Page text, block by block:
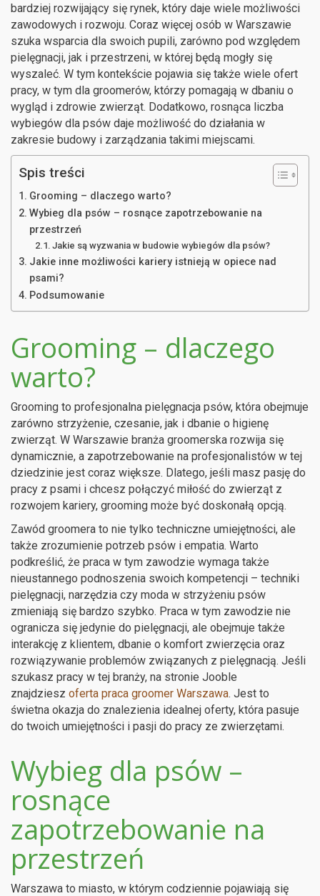
bardziej rozwijający się rynek, który daje wiele możliwości
zawodowych i rozwoju. Coraz więcej osób w Warszawie
szuka wsparcia dla swoich pupili, zarówno pod względem
pielęgnacji, jak i przestrzeni, w której będą mogły się
wyszaleć. W tym kontekście pojawia się także wiele ofert
pracy, w tym dla groomerów, którzy pomagają w dbaniu o
wygląd i zdrowie zwierząt. Dodatkowo, rosnąca liczba
wybiegów dla psów daje możliwość do działania w
zakresie budowy i zarządzania takimi miejscami.
Spis treści
Grooming – dlaczego warto?
Wybieg dla psów – rosnące zapotrzebowanie na
przestrzeń
Jakie są wyzwania w budowie wybiegów dla psów?
Jakie inne możliwości kariery istnieją w opiece nad
psami?
Podsumowanie
Grooming – dlaczego
warto?
Grooming to profesjonalna pielęgnacja psów, która obejmuje
zarówno strzyżenie, czesanie, jak i dbanie o higienę
zwierząt. W Warszawie branża groomerska rozwija się
dynamicznie, a zapotrzebowanie na profesjonalistów w tej
dziedzinie jest coraz większe. Dlatego, jeśli masz pasję do
pracy z psami i chcesz połączyć miłość do zwierząt z
rozwojem kariery, grooming może być doskonałą opcją.
Zawód groomera to nie tylko techniczne umiejętności, ale
także zrozumienie potrzeb psów i empatia. Warto
podkreślić, że praca w tym zawodzie wymaga także
nieustannego podnoszenia swoich kompetencji – techniki
pielęgnacji, narzędzia czy moda w strzyżeniu psów
zmieniają się bardzo szybko. Praca w tym zawodzie nie
ogranicza się jedynie do pielęgnacji, ale obejmuje także
interakcję z klientem, dbanie o komfort zwierzęcia oraz
rozwiązywanie problemów związanych z pielęgnacją. Jeśli
szukasz pracy w tej branży, na stronie Jooble
znajdziesz oferta praca groomer Warszawa. Jest to
świetna okazja do znalezienia idealnej oferty, która pasuje
do twoich umiejętności i pasji do pracy ze zwierzętami.
Wybieg dla psów –
rosnące
zapotrzebowanie na
przestrzeń
Warszawa to miasto, w którym codziennie pojawiają się